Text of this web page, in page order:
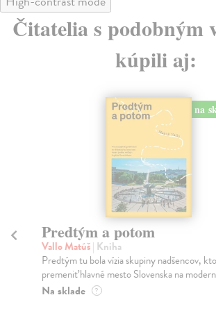
Čitatelia s podobným
kúpili aj:
Město a jeho nejisté zdi
Murakami Haruki| Kniha
Ty jsi to byla, kdo mi vyprávěl o tom městě.
jeho nejisté zdi – dlouho očekávaný román
Na sklade ?